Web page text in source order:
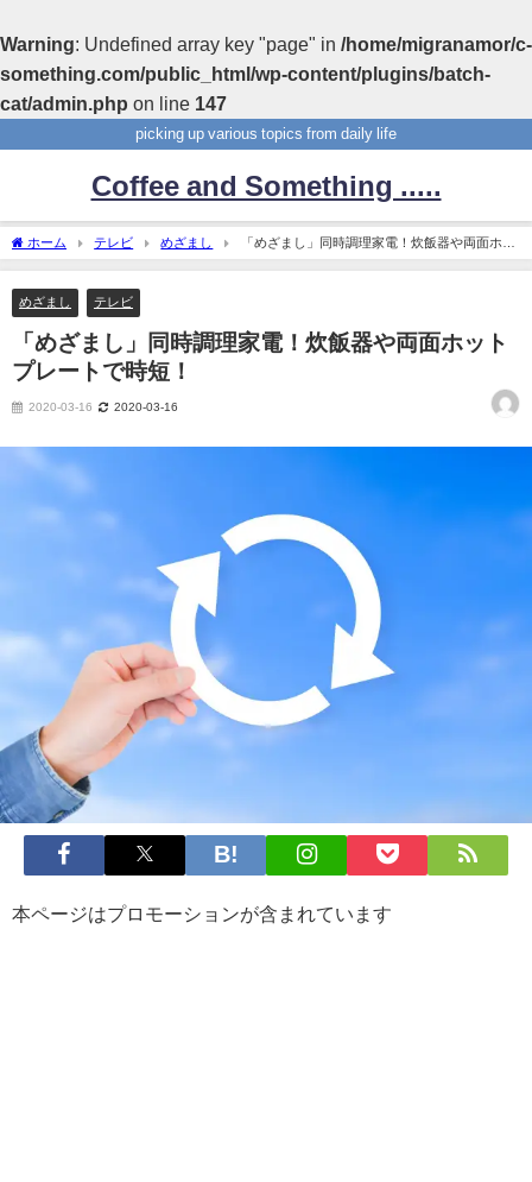
Warning: Undefined array key "page" in /home/migranamor/c-
something.com/public_html/wp-content/plugins/batch-
cat/admin.php on line 147
picking up various topics from daily life
Coffee and Something .....
ホーム テレビ めざまし
「めざまし」同時調理家電！炊飯器や両面ホッ
トプレートで時短！
めざまし テレビ
「めざまし」同時調理家電！炊飯器や両面ホット
プレートで時短！
2020-03-16 2020-03-16
本ページはプロモーションが含まれています